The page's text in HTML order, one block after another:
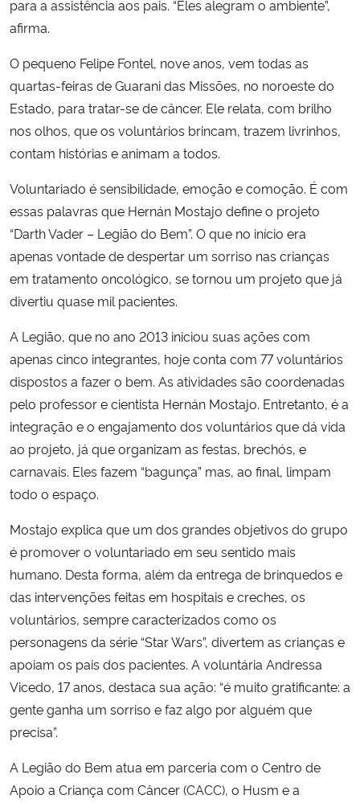
para a assistência aos pais. “Eles alegram o ambiente”,
afirma.
O pequeno Felipe Fontel, nove anos, vem todas as
quartas-feiras de Guarani das Missões, no noroeste do
Estado, para tratar-se de câncer. Ele relata, com brilho
nos olhos, que os voluntários brincam, trazem livrinhos,
contam histórias e animam a todos.
Voluntariado é sensibilidade, emoção e comoção. É com
essas palavras que Hernán Mostajo define o projeto
“Darth Vader – Legião do Bem”. O que no início era
apenas vontade de despertar um sorriso nas crianças
em tratamento oncológico, se tornou um projeto que já
divertiu quase mil pacientes.
A Legião, que no ano 2013 iniciou suas ações com
apenas cinco integrantes, hoje conta com 77 voluntários
dispostos a fazer o bem. As atividades são coordenadas
pelo professor e cientista Hernán Mostajo. Entretanto, é a
integração e o engajamento dos voluntários que dá vida
ao projeto, já que organizam as festas, brechós, e
carnavais. Eles fazem “bagunça” mas, ao final, limpam
todo o espaço.
Mostajo explica que um dos grandes objetivos do grupo
é promover o voluntariado em seu sentido mais
humano. Desta forma, além da entrega de brinquedos e
das intervenções feitas em hospitais e creches, os
voluntários, sempre caracterizados como os
personagens da série “Star Wars”, divertem as crianças e
apoiam os pais dos pacientes. A voluntária Andressa
Vicedo, 17 anos, destaca sua ação: “é muito gratificante: a
gente ganha um sorriso e faz algo por alguém que
precisa”.
A Legião do Bem atua em parceria com o Centro de
Apoio a Criança com Câncer (CACC), o Husm e a